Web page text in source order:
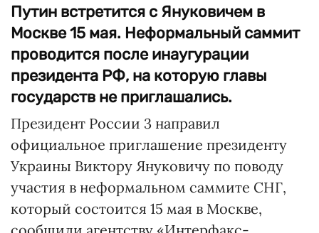
Путин встретится с Януковичем в
Москве 15 мая. Неформальный саммит
проводится после инаугурации
президента РФ, на которую главы
государств не приглашались.
Президент России 3 направил
официальное приглашение президенту
Украины Виктору Януковичу по поводу
участия в неформальном саммите СНГ,
который состоится 15 мая в Москве,